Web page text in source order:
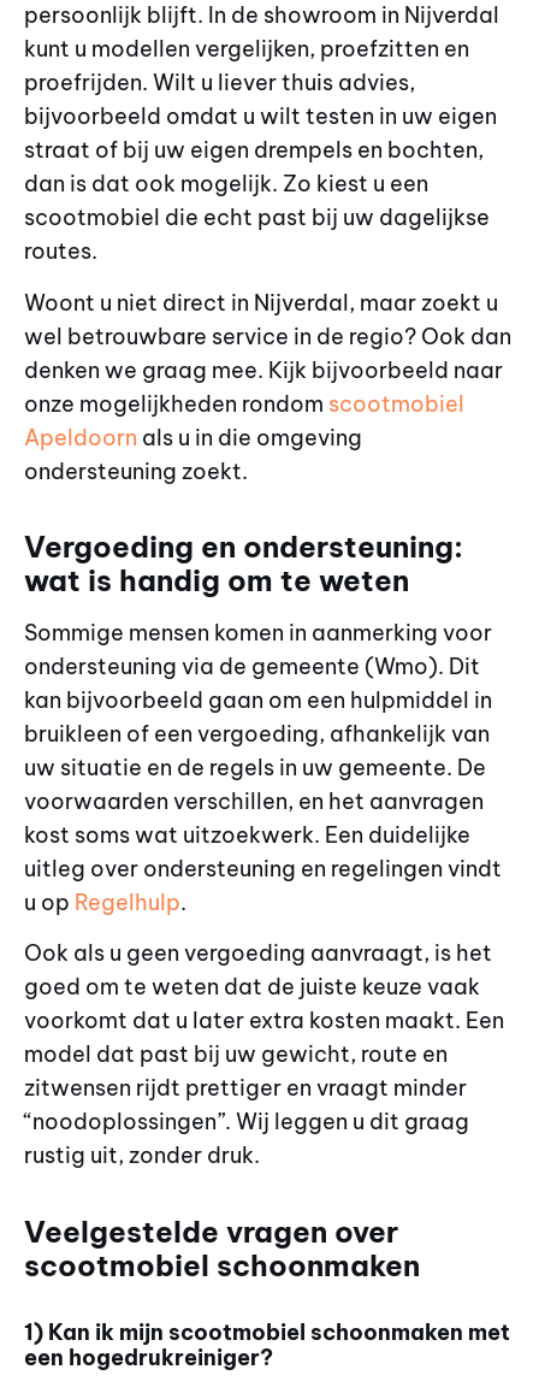
persoonlijk blijft. In de showroom in Nijverdal
kunt u modellen vergelijken, proefzitten en
proefrijden. Wilt u liever thuis advies,
bijvoorbeeld omdat u wilt testen in uw eigen
straat of bij uw eigen drempels en bochten,
dan is dat ook mogelijk. Zo kiest u een
scootmobiel die echt past bij uw dagelijkse
routes.
Woont u niet direct in Nijverdal, maar zoekt u
wel betrouwbare service in de regio? Ook dan
denken we graag mee. Kijk bijvoorbeeld naar
onze mogelijkheden rondom scootmobiel
Apeldoorn als u in die omgeving
ondersteuning zoekt.
Vergoeding en ondersteuning:
wat is handig om te weten
Sommige mensen komen in aanmerking voor
ondersteuning via de gemeente (Wmo). Dit
kan bijvoorbeeld gaan om een hulpmiddel in
bruikleen of een vergoeding, afhankelijk van
uw situatie en de regels in uw gemeente. De
voorwaarden verschillen, en het aanvragen
kost soms wat uitzoekwerk. Een duidelijke
uitleg over ondersteuning en regelingen vindt
u op Regelhulp.
Ook als u geen vergoeding aanvraagt, is het
goed om te weten dat de juiste keuze vaak
voorkomt dat u later extra kosten maakt. Een
model dat past bij uw gewicht, route en
zitwensen rijdt prettiger en vraagt minder
“noodoplossingen”. Wij leggen u dit graag
rustig uit, zonder druk.
Veelgestelde vragen over
scootmobiel schoonmaken
1) Kan ik mijn scootmobiel schoonmaken met
een hogedrukreiniger?